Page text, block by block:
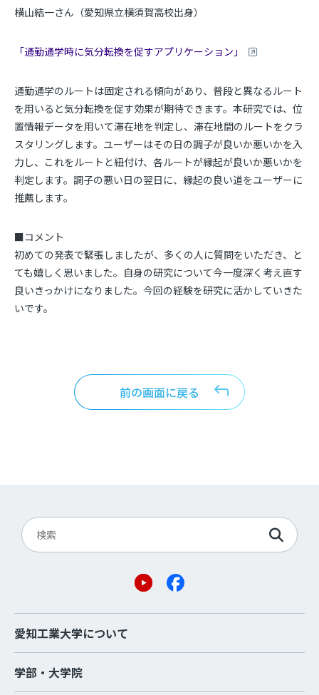
横山結一さん（愛知県立横須賀高校出身）
「通勤通学時に気分転換を促すアプリケーション」
通勤通学のルートは固定される傾向があり、普段と異なるルート
を用いると気分転換を促す効果が期待できます。本研究では、位
置情報データを用いて滞在地を判定し、滞在地間のルートをクラ
スタリングします。ユーザーはその日の調子が良いか悪いかを入
力し、これをルートと紐付け、各ルートが縁起が良いか悪いかを
判定します。調子の悪い日の翌日に、縁起の良い道をユーザーに
推薦します。
■コメント
初めての発表で緊張しましたが、多くの人に質問をいただき、と
ても嬉しく思いました。自身の研究について今一度深く考え直す
良いきっかけになりました。今回の経験を研究に活かしていきた
いです。
前の画面に戻る
愛知工業大学について
学部・大学院